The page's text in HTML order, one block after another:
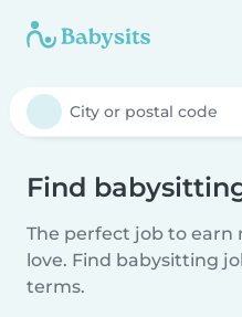
Find
The perfect job to earn
love. Find babysitting
terms.